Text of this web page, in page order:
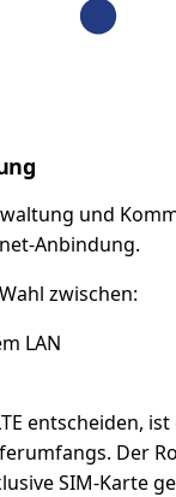
und
Anbindung.
zwischen:
LAN
entscheiden, ist
Der
SIM-Karte